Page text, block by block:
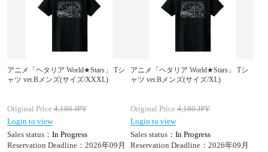
アニメ「ヘタリア World★Stars」 Tシ
ャツ ver.Bメンズ(サイズ/XXXL)
Original Price 4,180JPY
Login to view
Sales status： In Progress
Reservation Deadline：2026年09月
アニメ「ヘタリア World★Stars」 Tシ
ャツ ver.Bメンズ(サイズ/XL)
Original Price 4,180JPY
Login to view
Sales status： In Progress
Reservation Deadline：2026年09月